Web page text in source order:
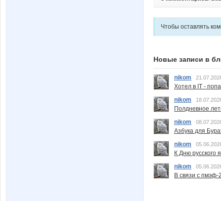
Чтобы оставлять
Новые записи в
nikom
Хотел в IT -
nikom
Полдневное
nikom
Азбука для
nikom
К Дню русского
nikom
В связи с пмэф-